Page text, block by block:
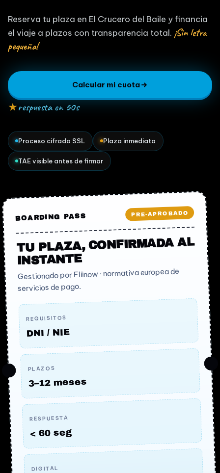
Reserva tu plaza en El Crucero del Baile y financia
el viaje a plazos con transparencia total. ¡Sin letra
pequeña!
Calcular mi cuota
respuesta en 60s
Proceso cifrado SSL Plaza inmediata
TAE visible antes de firmar
BOARDING PASS PRE-APROBADO
TU PLAZA, CONFIRMADA AL
INSTANTE
Gestionado por Fliinow · normativa europea de
servicios de pago.
REQUISITOS
DNI / NIE
PLAZOS
3–12 meses
RESPUESTA
< 60 seg
DIGITAL